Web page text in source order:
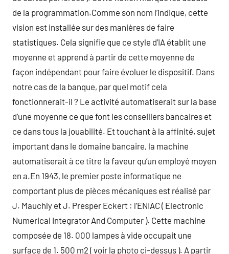
de la programmation.Comme son nom l’indique, cette
vision est installée sur des manières de faire
statistiques. Cela signifie que ce style d’IA établit une
moyenne et apprend à partir de cette moyenne de
façon indépendant pour faire évoluer le dispositif. Dans
notre cas de la banque, par quel motif cela
fonctionnerait-il ? Le activité automatiserait sur la base
d’une moyenne ce que font les conseillers bancaires et
ce dans tous la jouabilité. Et touchant à la affinité, sujet
important dans le domaine bancaire, la machine
automatiserait à ce titre la faveur qu’un employé moyen
en a.En 1943, le premier poste informatique ne
comportant plus de pièces mécaniques est réalisé par
J. Mauchly et J. Presper Eckert : l’ENIAC ( Electronic
Numerical Integrator And Computer ). Cette machine
composée de 18. 000 lampes à vide occupait une
surface de 1. 500 m2 ( voir la photo ci-dessus ). A partir